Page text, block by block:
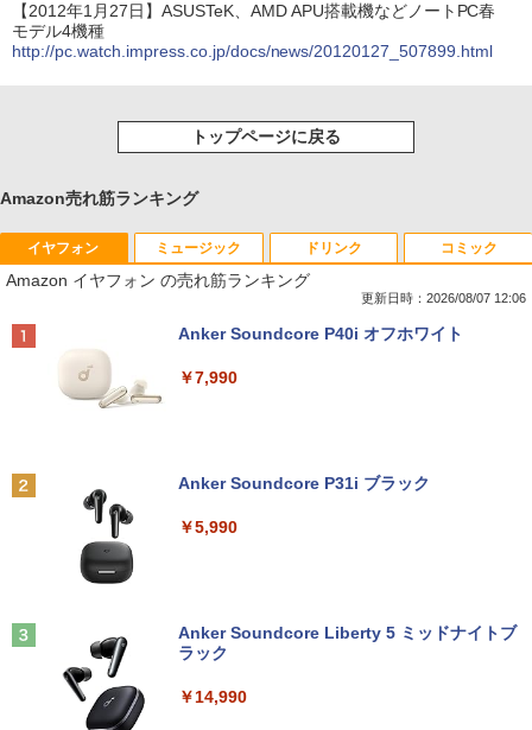
【2012年1月27日】ASUSTeK、AMD APU搭載機などノートPC春
モデル4機種
http://pc.watch.impress.co.jp/docs/news/20120127_507899.html
トップページに戻る
Amazon売れ筋ランキング
イヤフォン
Amazon イヤフォン の売れ筋ランキング
更新日時：2026/08/07 12:06
Anker Soundcore P40i オフホワイト
￥7,990
Anker Soundcore P31i ブラック
￥5,990
Anker Soundcore Liberty 5 ミッドナイトブ
ラック
￥14,990
ミュージック ドリンク コミック